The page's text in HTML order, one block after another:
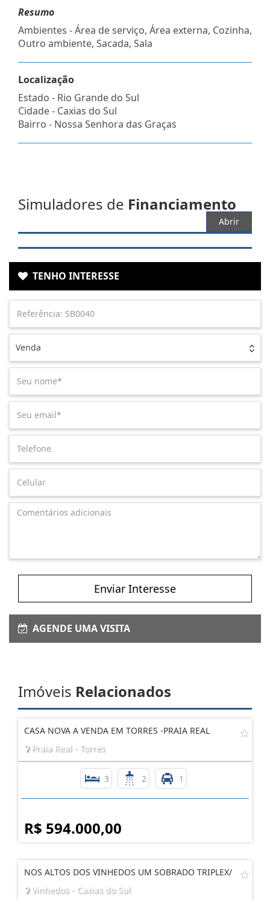
Resumo
Ambientes - Área de serviço, Área externa, Cozinha,
Outro ambiente, Sacada, Sala
Localização
Estado - Rio Grande do Sul
Cidade - Caxias do Sul
Bairro - Nossa Senhora das Graças
Simuladores de Financiamento
Abrir
TENHO INTERESSE
Venda
Enviar Interesse
AGENDE UMA VISITA
Imóveis Relacionados
CASA NOVA A VENDA EM TORRES -PRAIA REAL
Praia Real - Torres
3 2 1
R$ 594.000,00
NOS ALTOS DOS VINHEDOS UM SOBRADO TRIPLEX/
Vinhedos - Caxias do Sul